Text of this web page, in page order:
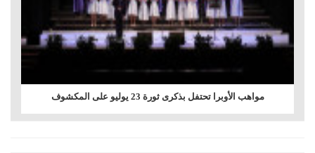
مواهب الأوبرا تحتفل بذكرى ثورة 23 يوليو على المكشوف